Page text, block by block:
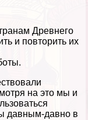
Древнего
и повторить их
на это мы и
давным-давно в